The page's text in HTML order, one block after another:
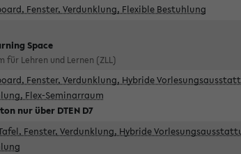
Fenster, Verdunklung, Flexible Bestuhlung
Space
für Lehren und Lernen (ZLL)
Fenster, Verdunklung, Hybride
Flex-Seminarraum
nur über DTEN D7
Fenster, Verdunklung, Hybride